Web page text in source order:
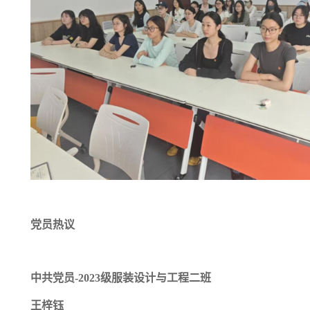
党员热议
中共党员-2023级服装设计与工程二班
王梓钰